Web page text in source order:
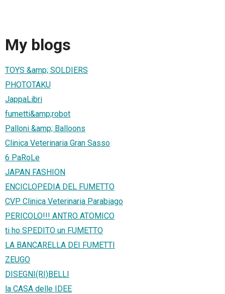
My blogs
TOYS &amp; SOLDIERS
PHOTOTAKU
JappaLibri
fumetti&amp;robot
Palloni &amp; Balloons
Clinica Veterinaria Gran Sasso
6 PaRoLe
JAPAN FASHION
ENCICLOPEDIA DEL FUMETTO
CVP Clinica Veterinaria Parabiago
PERICOLO!!! ANTRO ATOMICO
ti ho SPEDITO un FUMETTO
LA BANCARELLA DEI FUMETTI
ZEUGO
DISEGNI(RI)BELLI
la CASA delle IDEE